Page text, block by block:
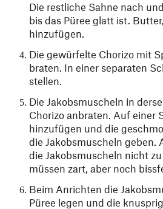
Die restliche Sahne nach
bis das Püree glatt ist.
hinzufügen.
Die gewürfelte Chorizo mit
braten. In einer separaten
stellen.
Die Jakobsmuscheln in
Chorizo anbraten. Auf einer
hinzufügen und die
die Jakobsmuscheln geben.
die Jakobsmuscheln nicht
müssen zart, aber noch
Beim Anrichten die
Püree legen und die